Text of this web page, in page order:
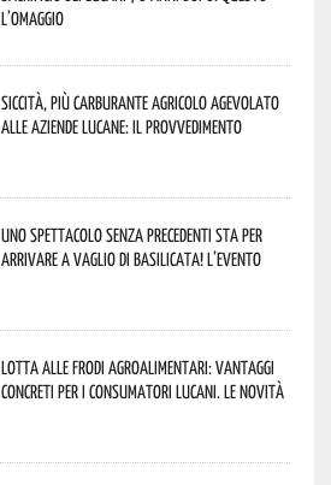
l’omaggio
Siccità, più carburante agricolo agevolato
alle aziende lucane: il provvedimento
Uno spettacolo senza precedenti sta per
arrivare a Vaglio di Basilicata! L’evento
Lotta alle frodi agroalimentari: vantaggi
concreti per i consumatori lucani. Le novità